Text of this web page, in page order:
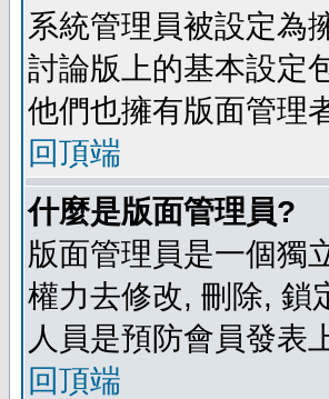
系統管理員被設定為
討論版上的基本設定
他們也擁有版面管理
回頂端
什麼是版面管理員?
版面管理員是一個獨
權力去修改, 刪除, 鎖
人員是預防會員發表
回頂端